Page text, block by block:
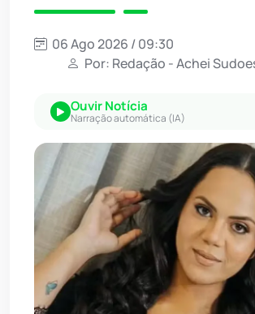
06 Ago 2026 / 09:30
Por: Redação - Achei
Ouvir Notícia
Narração automática (IA)